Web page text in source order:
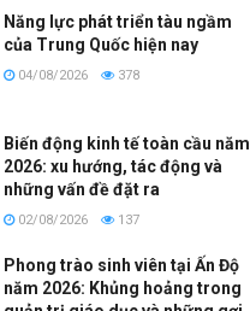
Năng lực phát triển tàu ngầm
của Trung Quốc hiện nay
04/08/2026 378
Biến động kinh tế toàn cầu năm
2026: xu hướng, tác động và
những vấn đề đặt ra
02/08/2026 137
Phong trào sinh viên tại Ấn Độ
năm 2026: Khủng hoảng trong